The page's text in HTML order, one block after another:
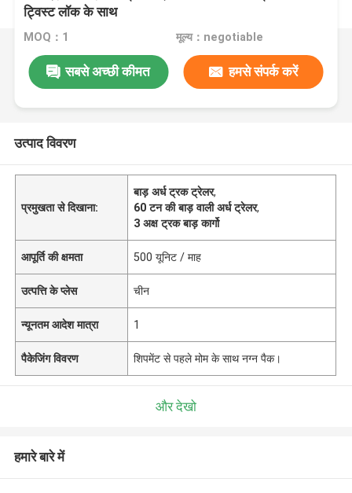
ट्विस्ट लॉक के साथ
MOQ：1 मूल्य：negotiable
सबसे अच्छी कीमत हमसे संपर्क करें
उत्पाद विवरण
प्रमुखता से दिखाना:
बाड़ अर्ध ट्रक ट्रेलर,
60 टन की बाड़ वाली अर्ध ट्रेलर,
3 अक्ष ट्रक बाड़ कार्गो
आपूर्ति की क्षमता 500 यूनिट / माह
उत्पत्ति के प्लेस चीन
न्यूनतम आदेश मात्रा 1
पैकेजिंग विवरण शिपमेंट से पहले मोम के साथ नग्न पैक।
और देखो
हमारे बारे में